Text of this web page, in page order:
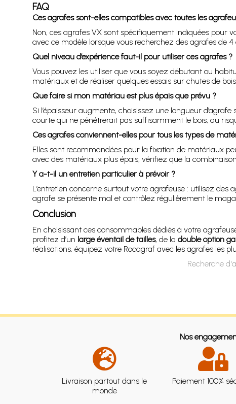
FAQ
Ces agrafes sont-elles compatibles avec toutes les
Non, ces agrafes VX sont spécifiquement indiquées pour
avec ce modèle lorsque vous recherchez des agrafes de 4
Quel niveau d’expérience faut-il pour utiliser ces agrafes ?
Vous pouvez les utiliser que vous soyez débutant ou
matériaux et de réaliser quelques essais sur chutes de
Que faire si mon matériau est plus épais que prévu ?
Si l’épaisseur augmente, choisissez une longueur
courte qui ne pénétrerait pas suffisamment le bois, au
Ces agrafes conviennent-elles pour tous les types de
Elles sont recommandées pour la fixation de matériaux
avec des matériaux plus épais, vérifiez que la
Y a-t-il un entretien particulier à prévoir ?
L’entretien concerne surtout votre agrafeuse : utilisez des
agrafe se présente mal et contrôlez régulièrement le
Conclusion
En choisissant ces consommables dédiés à votre
profitez d’un large éventail de tailles, de la double option
réalisations, équipez votre Rocagraf avec les agrafes les
Recherche
Nos
Livraison partout dans le
monde
Paiement 100%